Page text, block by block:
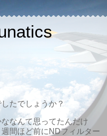
たでしょうか？
なんて思ってたんだけ
間ほど前にNDフィルター